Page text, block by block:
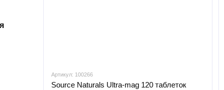
Артикул: 100266
Source Naturals Ultra-mag 120 таблеток